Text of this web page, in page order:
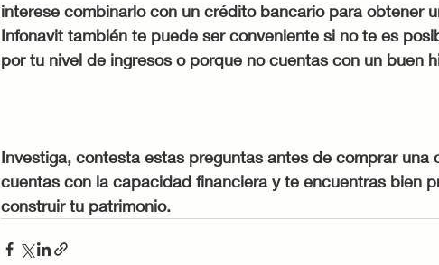
interese combinarlo con un crédito bancario para obtener
Infonavit también te puede ser conveniente si no te es
por tu nivel de ingresos o porque no cuentas con un buen
Investiga, contesta estas preguntas antes de comprar una
cuentas con la capacidad financiera y te encuentras bien
construir tu patrimonio.